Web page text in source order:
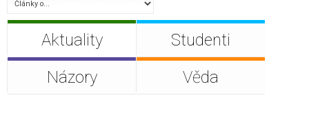
Aktuality
Studenti
Názory
Věda